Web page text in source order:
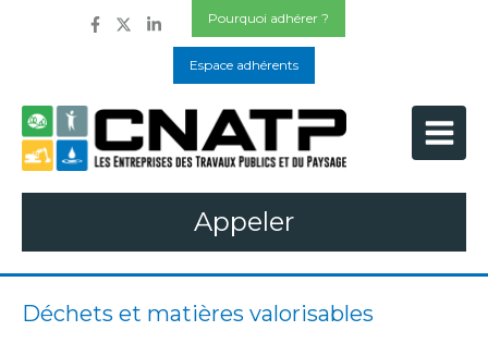
Pourquoi adhérer ?
Espace adhérents
Appeler
Déchets et matières valorisables